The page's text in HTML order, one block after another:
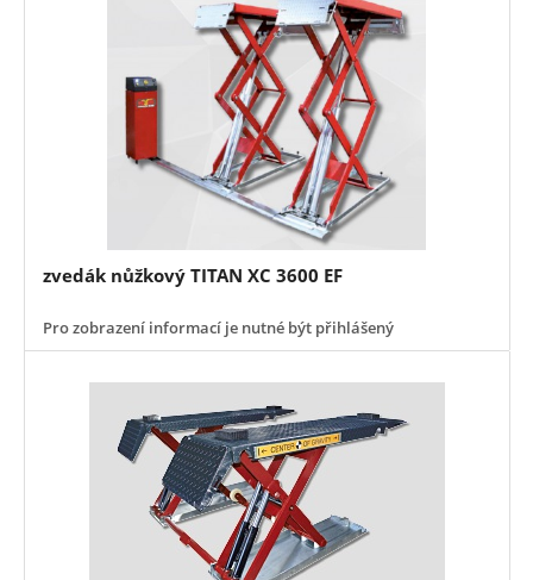
zvedák nůžkový TITAN XC 3600 EF
Pro zobrazení informací je nutné být přihlášený